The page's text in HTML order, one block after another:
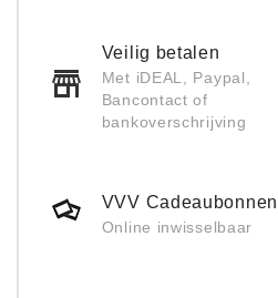
Veilig betalen
Met iDEAL, Paypal,
Bancontact of
bankoverschrijving
VVV Cadeaubonnen
Online inwisselbaar